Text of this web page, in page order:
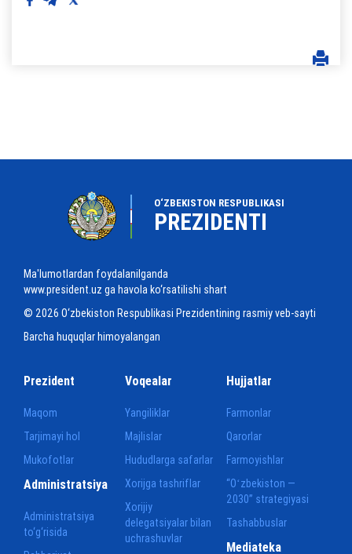
O‘ZBEKISTON RESPUBLIKASI
PREZIDENTI
Ma'lumotlardan foydalanilganda
www.president.uz ga havola ko‘rsatilishi shart
© 2026 O‘zbekiston Respublikasi Prezidentining rasmiy veb-sayti
Barcha huquqlar himoyalangan
Prezident
Maqom
Tarjimayi hol
Mukofotlar
Voqealar
Yangiliklar
Majlislar
Hududlarga safarlar
Xorijga tashriflar
Xorijiy
delegatsiyalar bilan
uchrashuvlar
Hujjatlar
Farmonlar
Qarorlar
Farmoyishlar
“Oʻzbekiston —
2030” strategiyasi
Tashabbuslar
Administratsiya
Administratsiya
to‘g‘risida
Mediateka